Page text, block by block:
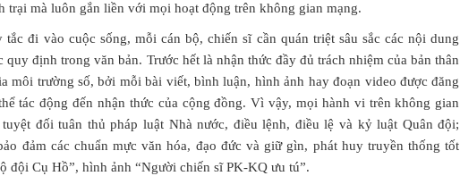
trại mà luôn gắn liền với mọi hoạt động trên không gian mạng.
đi vào cuộc sống, mỗi cán bộ, chiến sĩ cần quán triệt sâu sắc các nội dung
quy định trong văn bản. Trước hết là nhận thức đầy đủ trách nhiệm của bản thân
môi trường số, bởi mỗi bài viết, bình luận, hình ảnh hay đoạn video được đăng
tác động đến nhận thức của cộng đồng. Vì vậy, mọi hành vi trên không gian
tuyệt đối tuân thủ pháp luật Nhà nước, điều lệnh, điều lệ và kỷ luật Quân đội;
đảm các chuẩn mực văn hóa, đạo đức và giữ gìn, phát huy truyền thống tốt
đội Cụ Hồ”, hình ảnh “Người chiến sĩ PK-KQ ưu tú”.